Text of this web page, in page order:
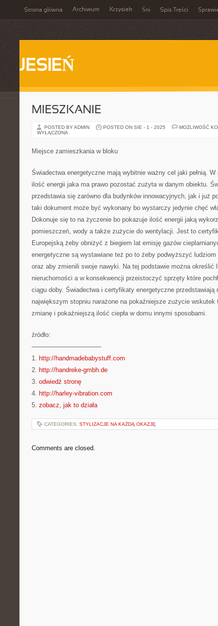
Strona główna Archiwum Krzysiek Śni Spis Treści
JESIEŃ
MIESZKANIE
POSTED BY ADMIN POSTED ON SIE - 1 - 2025
MOŻLIWOŚĆ
WYŁĄCZONA
Miejsce zamieszkania w bloku
Świadectwa energetyczne mają wybitnie ważny cel jaki pełnią. W
ilość energii jaka ma prawo pozostać zużyta w danym obiektu.
przedstawia się zarówno dla budynków innowacyjnych, jak i już
taki dokument może być wykonany bo wystarczy jedynie chęć
Dokonuje się to na życzenie bo pokazuje ilość energii jaką
pomieszczeń, wody a także zużycie do wentylacji. Jest to
Europejską żeby obniżyć z biegiem lat emisję gazów
energetyczne są wystawiane też po to żeby podwyższyć
oraz aby zmienili swoje nawyki. Na tej podstawie można określić
nieruchomości a w konsekwencji przeistoczyć sprzęty które
ciągu doby. Świadectwa i certyfikaty energetyczne przedstawiają
największym stopniu narażone na pokaźniejsze zużycie
zmianę i pokaźniejszą ilość ciepła w domu innymi sposobami.
źródło:
———————————
1. http://handmadebabystuff.com
2. http://handreke-gmbh.de
3. odwiedź stronę
4. http://harley-vibration.com
5. zobacz, jak to działa
CATEGORIES: STYLIZACJE NA KAŻDĄ OKAZJĘ
Comments are closed.